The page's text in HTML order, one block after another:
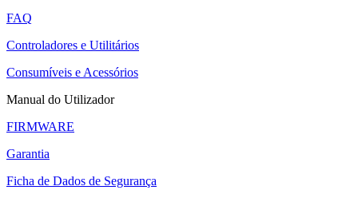
FAQ
Controladores e Utilitários
Consumíveis e Acessórios
Manual do Utilizador
FIRMWARE
Garantia
Ficha de Dados de Segurança